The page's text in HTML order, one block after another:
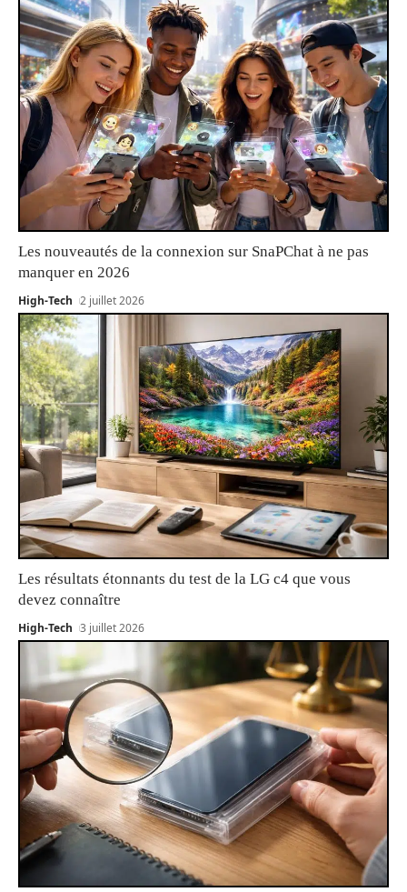
Les nouveautés de la connexion sur SnaPChat à ne pas
manquer en 2026
High-Tech 2 juillet 2026
Les résultats étonnants du test de la LG c4 que vous
devez connaître
High-Tech 3 juillet 2026